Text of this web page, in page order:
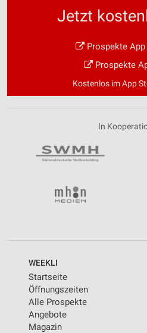
Jetzt
Prospekte App
Prospekte
Kostenlos im App
In
WEEKLI
Startseite
Öffnungszeiten
Alle Prospekte
Angebote
Magazin